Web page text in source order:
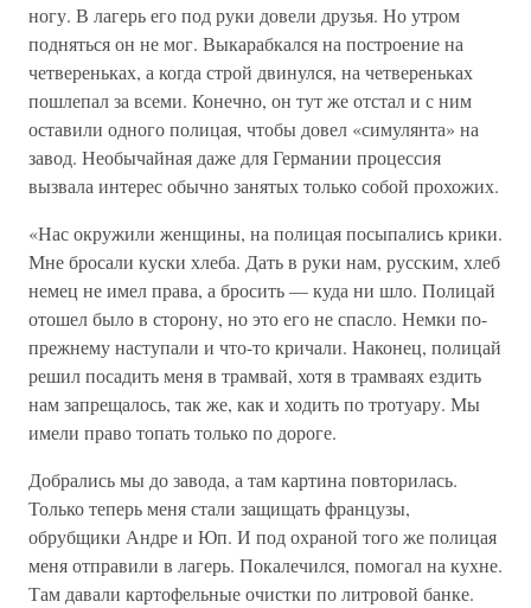
ногу. В лагерь его под руки довели друзья. Но утром
подняться он не мог. Выкарабкался на построение на
четвереньках, а когда строй двинулся, на четвереньках
пошлепал за всеми. Конечно, он тут же отстал и с ним
оставили одного полицая, чтобы довел «симулянта» на
завод. Необычайная даже для Германии процессия
вызвала интерес обычно занятых только собой прохожих.
«Нас окружили женщины, на полицая посыпались крики.
Мне бросали куски хлеба. Дать в руки нам, русским, хлеб
немец не имел права, а бросить — куда ни шло. Полицай
отошел было в сторону, но это его не спасло. Немки по-
прежнему наступали и что-то кричали. Наконец, полицай
решил посадить меня в трамвай, хотя в трамваях ездить
нам запрещалось, так же, как и ходить по тротуару. Мы
имели право топать только по дороге.
Добрались мы до завода, а там картина повторилась.
Только теперь меня стали защищать французы,
обрубщики Андре и Юп. И под охраной того же полицая
меня отправили в лагерь. Покалечился, помогал на кухне.
Там давали картофельные очистки по литровой банке.